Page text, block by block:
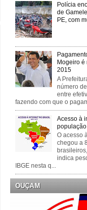
Polícia
de
PE, com
Mogeiro é
2015
A
número
entre
fazendo com que o
Acesso à
O acesso
chegou a
indica
IBGE nesta q...
OUÇAM